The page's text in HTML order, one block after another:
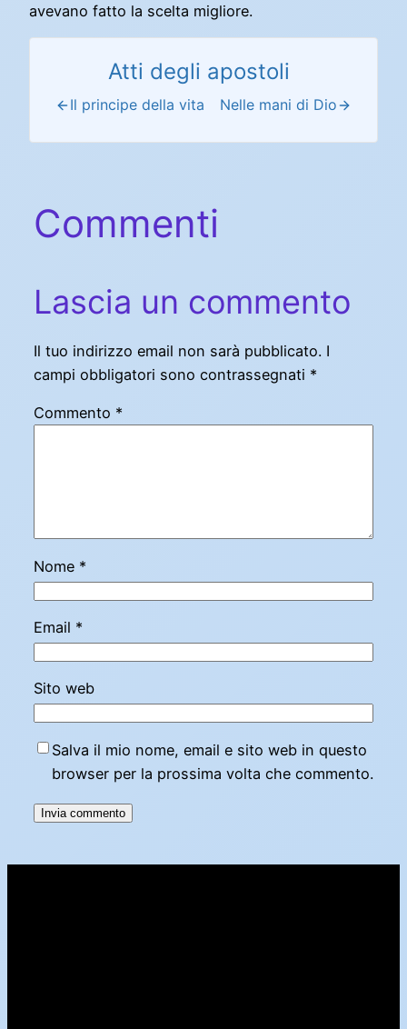
avevano fatto la scelta migliore.
Atti degli apostoli
Il principe della vita Nelle mani di Dio
Commenti
Lascia un commento
Il tuo indirizzo email non sarà pubblicato. I
campi obbligatori sono contrassegnati *
Commento *
Nome *
Email *
Sito web
Salva il mio nome, email e sito web in questo
browser per la prossima volta che commento.